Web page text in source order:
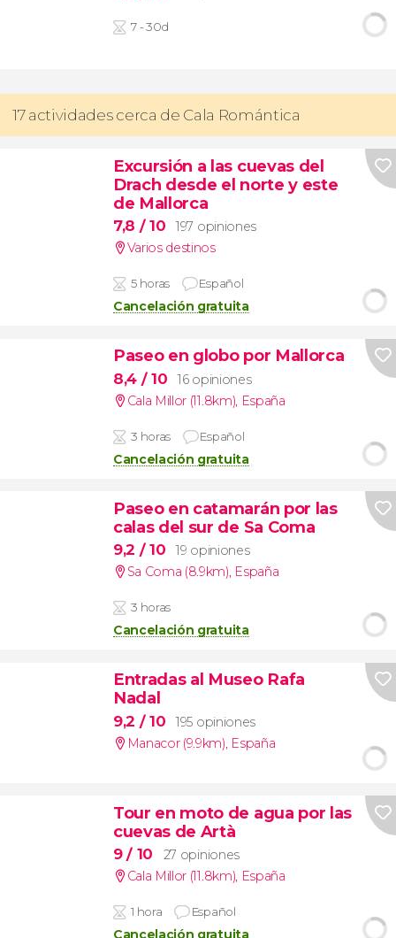
7 - 30d
17 actividades cerca de Cala Romántica
Excursión a las cuevas del
Drach desde el norte y este
de Mallorca
7,8 / 10
197 opiniones
Varios destinos
5 horas Español
Cancelación gratuita
Paseo en globo por Mallorca
8,4 / 10
16 opiniones
Cala Millor (11.8km), España
3 horas Español
Cancelación gratuita
Paseo en catamarán por las
calas del sur de Sa Coma
9,2 / 10
19 opiniones
Sa Coma (8.9km), España
3 horas
Cancelación gratuita
Entradas al Museo Rafa
Nadal
9,2 / 10
195 opiniones
Manacor (9.9km), España
Tour en moto de agua por las
cuevas de Artà
9/ 10
27 opiniones
Cala Millor (11.8km), España
1 hora Español
Cancelación gratuita